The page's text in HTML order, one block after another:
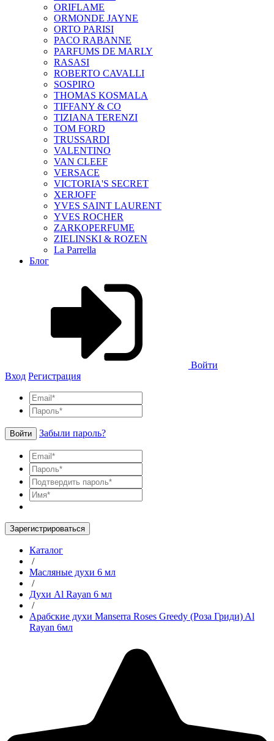
ORIFLAME
ORMONDE JAYNE
ORTO PARISI
PACO RABANNE
PARFUMS DE MARLY
RASASI
ROBERTO CAVALLI
SOSPIRO
THOMAS KOSMALA
TIFFANY & CO
TIZIANA TERENZI
TOM FORD
TRUSSARDI
VALENTINO
VAN CLEEF
VERSACE
VICTORIA'S SECRET
XERJOFF
YVES SAINT LAURENT
YVES ROCHER
ZARKOPERFUME
ZIELINSKI & ROZEN
La Parrella
Блог
Войти
Вход Регистрация
Войти Забыли пароль?
Зарегистрироваться
Каталог
/
Масляные духи 6 мл
/
Духи Al Rayan 6 мл
/
Арабские духи Manserra Roses Greedy (Роза Гриди) Al
Rayan 6мл